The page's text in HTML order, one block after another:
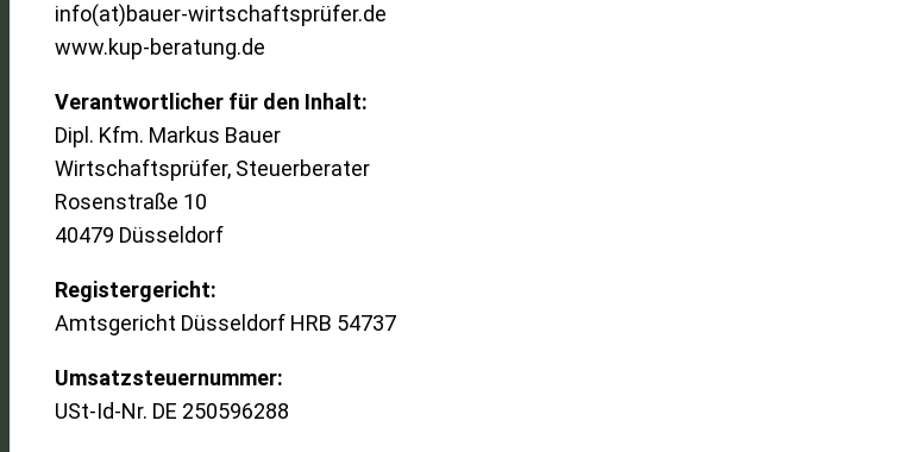
info(at)bauer-wirtschaftsprüfer.de
www.kup-beratung.de
Verantwortlicher für den Inhalt:
Dipl. Kfm. Markus Bauer
Wirtschaftsprüfer, Steuerberater
Rosenstraße 10
40479 Düsseldorf
Registergericht:
Amtsgericht Düsseldorf HRB 54737
Umsatzsteuernummer:
USt-Id-Nr. DE 250596288